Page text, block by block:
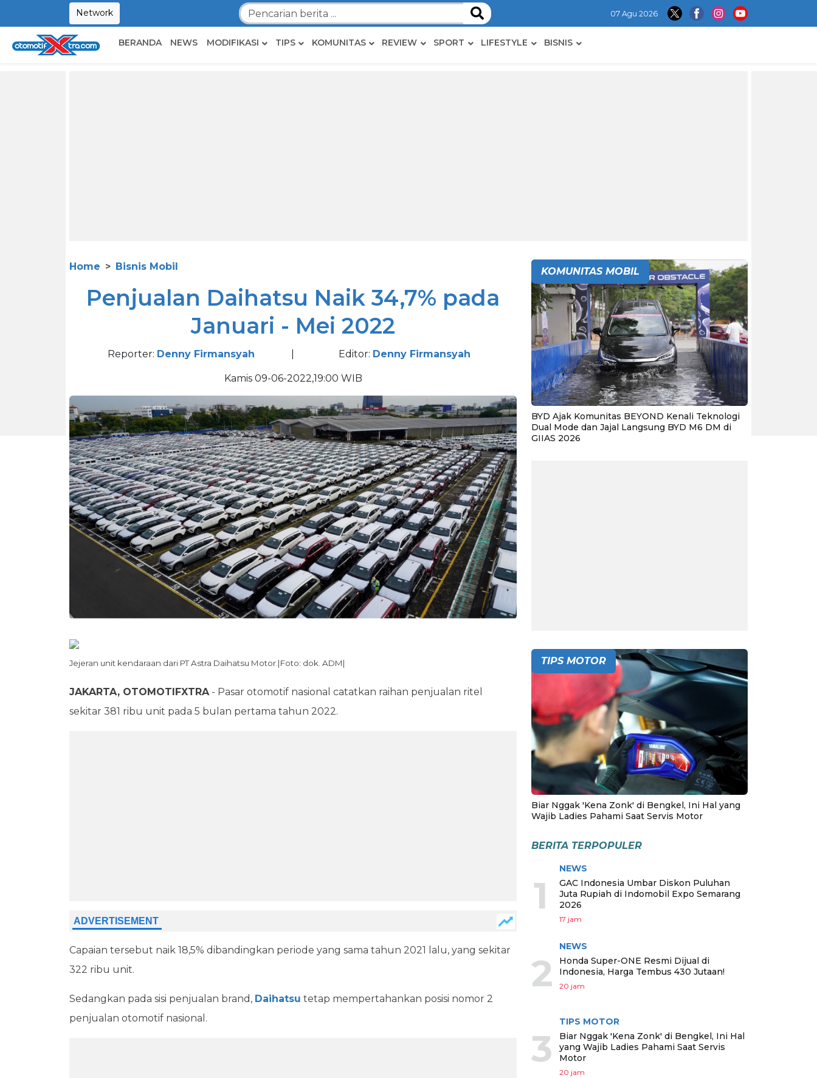
Network 07 Agu 2026
BERANDA NEWS MODIFIKASI TIPS KOMUNITAS REVIEW SPORT LIFESTYLE BISNIS
Home Bisnis Mobil
Penjualan Daihatsu Naik 34,7% pada
Januari - Mei 2022
Reporter: Denny Firmansyah Editor: Denny Firmansyah
Kamis 09-06-2022,19:00 WIB
Jejeran unit kendaraan dari PT Astra Daihatsu Motor.|Foto: dok. ADM|
JAKARTA, OTOMOTIFXTRA- Pasar otomotif nasional catatkan raihan penjualan ritel
sekitar 381 ribu unit pada 5 bulan pertama tahun 2022.
Capaian tersebut naik 18,5% dibandingkan periode yang sama tahun 2021 lalu, yang sekitar
322 ribu unit.
Sedangkan pada sisi penjualan brand, Daihatsu tetap mempertahankan posisi nomor 2
penjualan otomotif nasional.
KOMUNITAS MOBIL
BYD Ajak Komunitas BEYOND Kenali Teknologi
Dual Mode dan Jajal Langsung BYD M6 DM di
GIIAS 2026
TIPS MOTOR
Biar Nggak 'Kena Zonk' di Bengkel, Ini Hal yang
Wajib Ladies Pahami Saat Servis Motor
BERITA TERPOPULER
1
NEWS
GAC Indonesia Umbar Diskon Puluhan
Juta Rupiah di Indomobil Expo Semarang
2026
17 jam
2
NEWS
Honda Super-ONE Resmi Dijual di
Indonesia, Harga Tembus 430 Jutaan!
20 jam
3
TIPS MOTOR
Biar Nggak 'Kena Zonk' di Bengkel, Ini Hal
yang Wajib Ladies Pahami Saat Servis
Motor
20 jam